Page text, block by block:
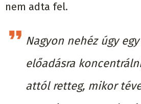
nem adta fel.
Nagyon nehéz úgy
előadásra
attól retteg, mikor